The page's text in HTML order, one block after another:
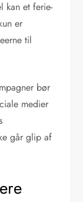
kan et ferie-
er
til
bør
medier
går glip af